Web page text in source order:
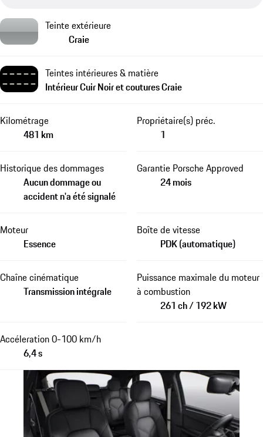
Teinte extérieure
Craie
Teintes intérieures & matière
Intérieur Cuir Noir et coutures Craie
Kilométrage
481 km
Propriétaire(s) préc.
1
Historique des dommages
Aucun dommage ou
accident n'a été signalé
Garantie Porsche Approved
24 mois
Moteur
Essence
Boîte de vitesse
PDK (automatique)
Chaîne cinématique
Transmission intégrale
Puissance maximale du moteur
à combustion
261 ch / 192 kW
Accéleration 0-100 km/h
6,4 s